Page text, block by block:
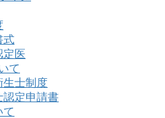
式
定医
て
生士制度
認定申請書
て